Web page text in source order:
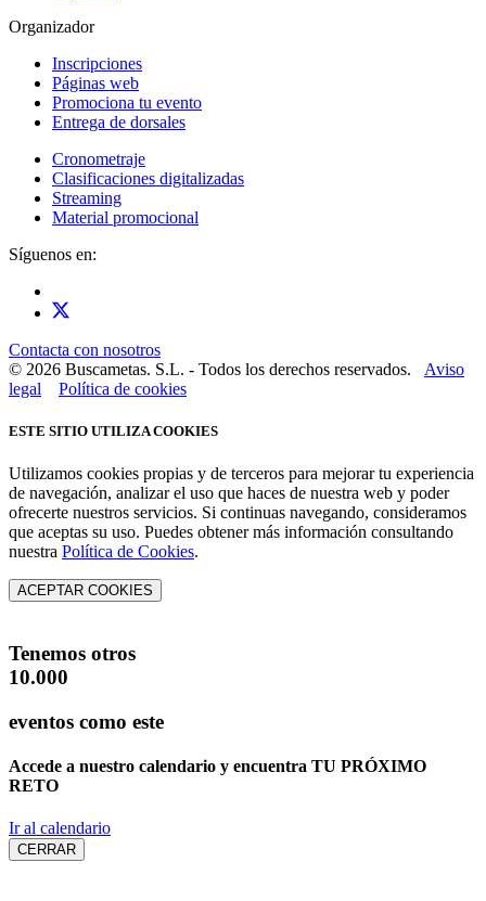
Organizador
Inscripciones
Páginas web
Promociona tu evento
Entrega de dorsales
Cronometraje
Clasificaciones digitalizadas
Streaming
Material promocional
Síguenos en:
Contacta con nosotros
© 2026 Buscametas. S.L. - Todos los derechos reservados. Aviso
legal
Política de cookies
ESTE SITIO UTILIZA COOKIES
Utilizamos cookies propias y de terceros para mejorar tu experiencia
de navegación, analizar el uso que haces de nuestra web y poder
ofrecerte nuestros servicios. Si continuas navegando, consideramos
que aceptas su uso. Puedes obtener más información consultando
nuestra Política de Cookies.
ACEPTAR COOKIES
Tenemos otros
10.000
eventos como este
Accede a nuestro calendario y encuentra TU PRÓXIMO
RETO
Ir al calendario
CERRAR